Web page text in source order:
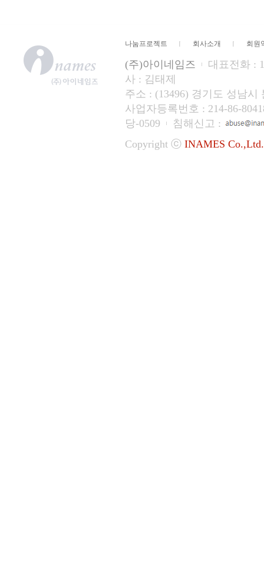
나눔프로젝트 회사소개 회원
(주)아이네임즈
대표전화 :
사 : 김태제
주소 : (13496) 경기도 성남
사업자등록번호 : 214-86-
당-0509
침해신고 :
Copyright ⓒ INAMES Co.,Ltd.